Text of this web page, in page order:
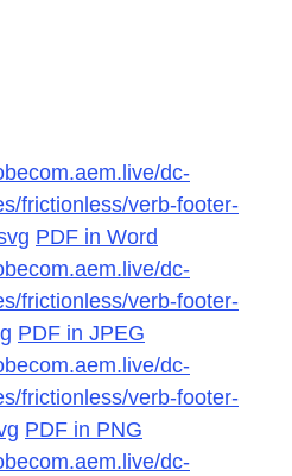
dc-
frictionless/verb-footer-
PDF in Word
dc-
frictionless/verb-footer-
PDF in JPEG
dc-
frictionless/verb-footer-
PDF in PNG
dc-